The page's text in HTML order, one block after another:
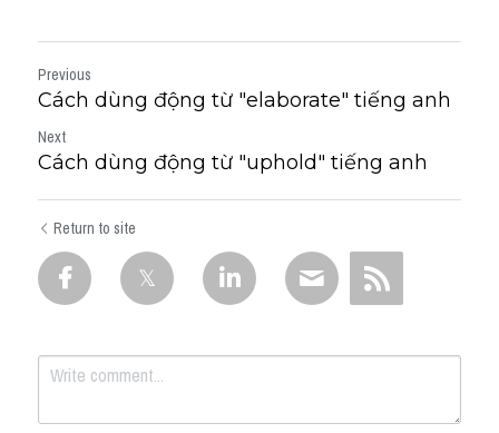
Previous
Cách dùng động từ "elaborate" tiếng anh
Next
Cách dùng động từ "uphold" tiếng anh
Return to site